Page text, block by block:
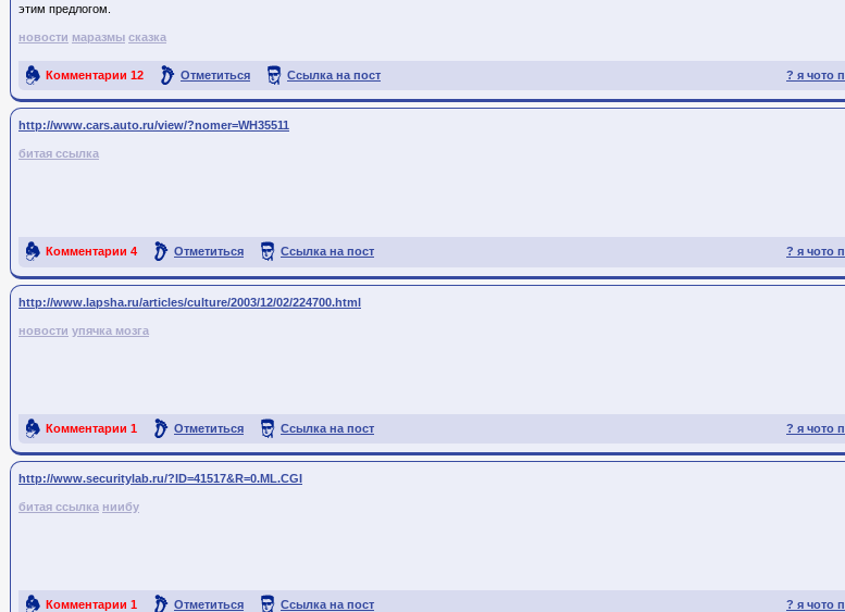
этим предлогом.
новости маразмы сказка
? я чото п
Комментарии 12 Отметиться Ссылка на пост
http://www.cars.auto.ru/view/?nomer=WH35511
битая ссылка
? я чото п
Комментарии 4 Отметиться Ссылка на пост
http://www.lapsha.ru/articles/culture/2003/12/02/224700.html
новости упячка мозга
? я чото п
Комментарии 1 Отметиться Ссылка на пост
http://www.securitylab.ru/?ID=41517&R=0.ML.CGI
битая ссылка ниибу
? я чото п
Комментарии 1 Отметиться Ссылка на пост